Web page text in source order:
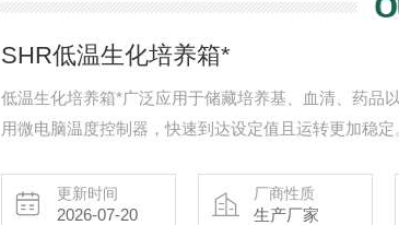
SHR低温生化培养箱*
低温生化培养箱*广泛应用于储藏培养基、血清、药品
用微电脑温度控制器，快速到达设定值且运转更加稳定
更新时间
2026-07-20
厂商性质
生产厂家